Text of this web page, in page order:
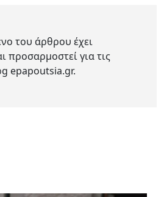
του άρθρου έχει
προσαρμοστεί για τις
epapoutsia.gr.